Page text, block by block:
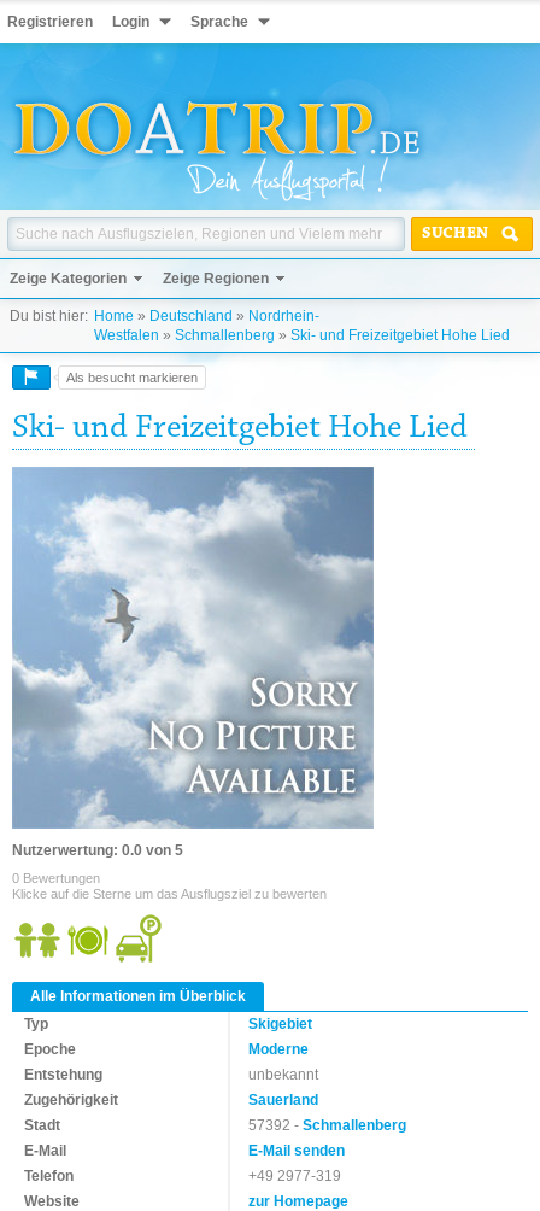
Registrieren Login Sprache
SUCHEN
Zeige Kategorien Zeige Regionen
Du bist hier: Home » Deutschland » Nordrhein-
Westfalen » Schmallenberg » Ski- und Freizeitgebiet Hohe Lied
Als besucht markieren
Ski- und Freizeitgebiet Hohe Lied
Nutzerwertung: 0.0 von 5
0 Bewertungen
Klicke auf die Sterne um das Ausflugsziel zu bewerten
Alle Informationen im Überblick
Typ
Skigebiet
Epoche
Moderne
Entstehung
unbekannt
Zugehörigkeit
Sauerland
Stadt
57392 -Schmallenberg
E-Mail
E-Mail senden
Telefon
+49 2977-319
Website
zur Homepage